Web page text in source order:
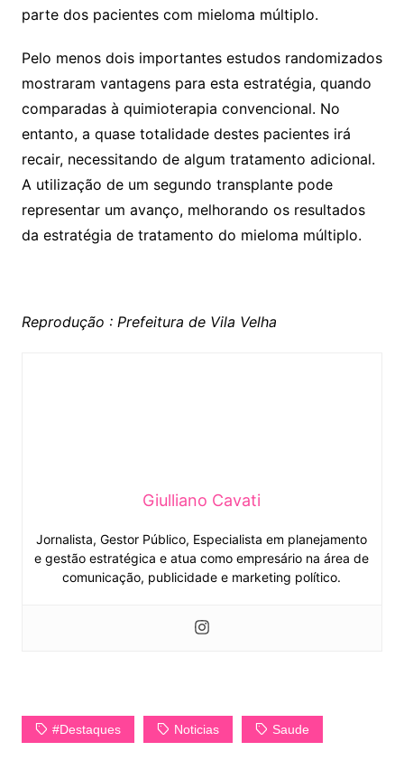
parte dos pacientes com mieloma múltiplo.
Pelo menos dois importantes estudos randomizados
mostraram vantagens para esta estratégia, quando
comparadas à quimioterapia convencional. No
entanto, a quase totalidade destes pacientes irá
recair, necessitando de algum tratamento adicional.
A utilização de um segundo transplante pode
representar um avanço, melhorando os resultados
da estratégia de tratamento do mieloma múltiplo.
Reprodução : Prefeitura de Vila Velha
Giulliano Cavati
Jornalista, Gestor Público, Especialista em planejamento
e gestão estratégica e atua como empresário na área de
comunicação, publicidade e marketing político.
#Destaques Noticias Saude